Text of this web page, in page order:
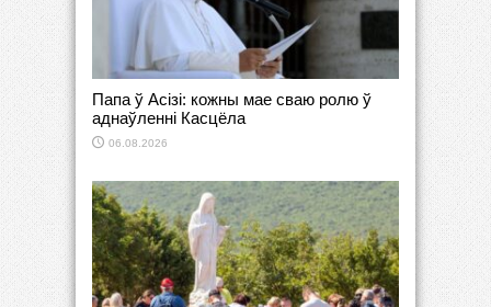
Папа ў Асізі: кожны мае сваю ролю ў
аднаўленні Касцёла
06.08.2026